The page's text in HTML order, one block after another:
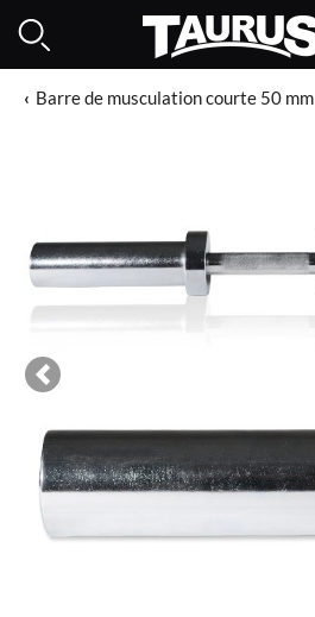
Barre de musculation courte 50 mm
Previous